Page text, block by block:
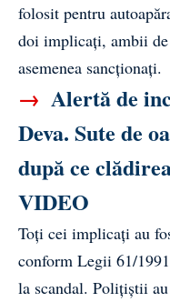
folosit pentru
doi implicați, ambii
asemenea sancționați.
→ Alertă de
Deva. Sute de
după ce
VIDEO
Toți cei implicați au
conform Legii 61/
la scandal. Polițiștii